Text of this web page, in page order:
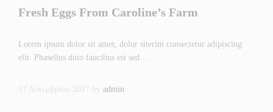
Fresh Eggs From Caroline’s Farm
Lorem ipsum dolor sit amet, dolor siterim consectetur adipiscing
elit. Phasellus duio faucibus est sed…
17 Δεκεμβρίου 2017 by admin